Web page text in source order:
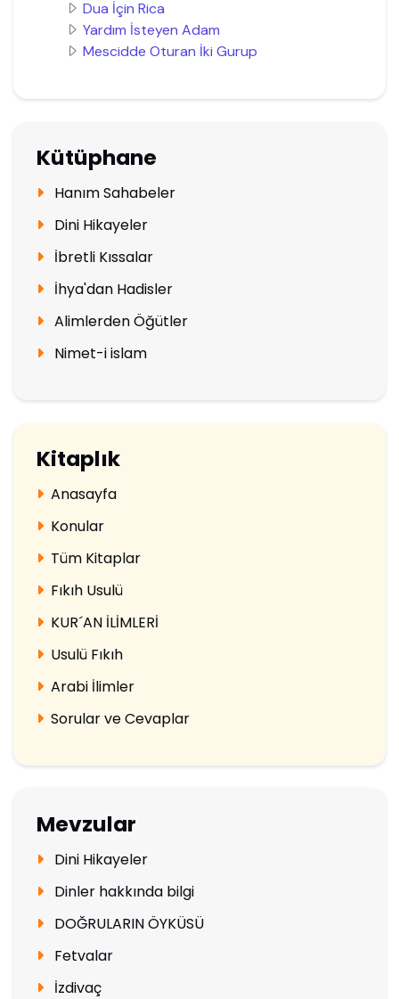
Dua İçin Rica
Yardım İsteyen Adam
Mescidde Oturan İki Gurup
Kütüphane
Hanım Sahabeler
Dini Hikayeler
İbretli Kıssalar
İhya'dan Hadisler
Alimlerden Öğütler
Nimet-i islam
Kitaplık
Anasayfa
Konular
Tüm Kitaplar
Fıkıh Usulü
KUR´AN İLİMLERİ
Usulü Fıkıh
Arabi İlimler
Sorular ve Cevaplar
Mevzular
Dini Hikayeler
Dinler hakkında bilgi
DOĞRULARIN ÖYKÜSÜ
Fetvalar
İzdivaç